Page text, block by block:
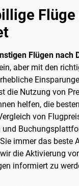
Flüge
Flügen nach
aber mit den
die Nutzung von
helfen, die
von
und
immer das beste
die Aktivierung
informiert zu